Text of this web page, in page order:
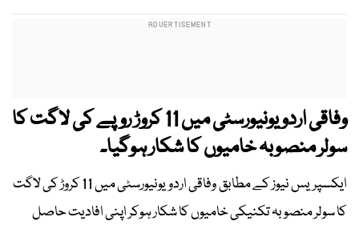
وفاقی اردو یونیورسٹی میں 11 کروڑ روپے کی لاگت کا
سولر منصوبہ خامیوں کا شکار ہوگیا۔
ایکسپریس نیوز کے مطابق وفاقی اردویونیورسٹی میں 11 کروڑ کی لاگت
کا سولر منصوبہ تکنیکی خامیوں کا شکار ہوکر اپنی افادیت حاصل